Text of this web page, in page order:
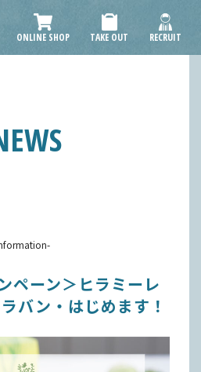
ONLINE SHOP TAKE OUT RECRUIT
ペーン＞ヒラミーレ
バン・はじめます！